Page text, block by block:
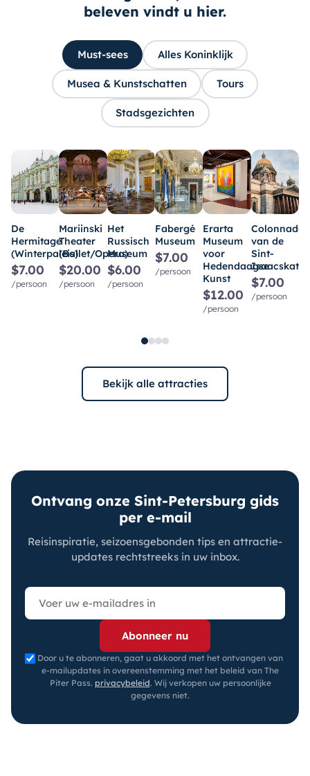
beleven vindt u hier.
Must-sees Alles Koninklijk
Musea & Kunstschatten Tours
Stadsgezichten
De
Hermitage
(Winterpaleis)
$7.00
/persoon
Mariinski
Theater
(Ballet/Opera)
$20.00
/persoon
Het
Russisch
Museum
$6.00
/persoon
Fabergé
Museum
$7.00
/persoon
Erarta
Museum
voor
Hedendaagse
Kunst
$12.00
/persoon
Colonnade
van de
Sint-
$7.00
/persoon
Bekijk alle attracties
Ontvang onze Sint-Petersburg gids
per e-mail
Reisinspiratie, seizoensgebonden tips en attractie-
updates rechtstreeks in uw inbox.
Abonneer nu
Door u te abonneren, gaat u akkoord met het ontvangen van
e-mailupdates in overeenstemming met het beleid van The
Piter Pass. privacybeleid. Wij verkopen uw persoonlijke
gegevens niet.